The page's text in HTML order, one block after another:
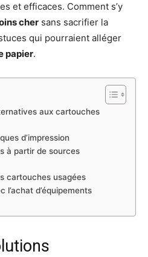
et efficaces. Comment s’y
cher sans sacrifier la
qui pourraient alléger
papier.
aux cartouches
d’impression
à partir de sources
cartouches usagées
l’achat d’équipements